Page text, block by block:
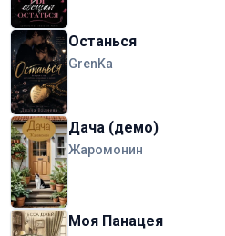
Останься
GrenKa
Дача (демо)
Жаромонин
Моя Панацея